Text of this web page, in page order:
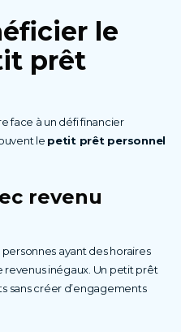
le
prêt
face à un défi financier
le petit prêt personnel
revenu
personnes ayant des horaires
revenus inégaux. Un petit prêt
sans créer d’engagements